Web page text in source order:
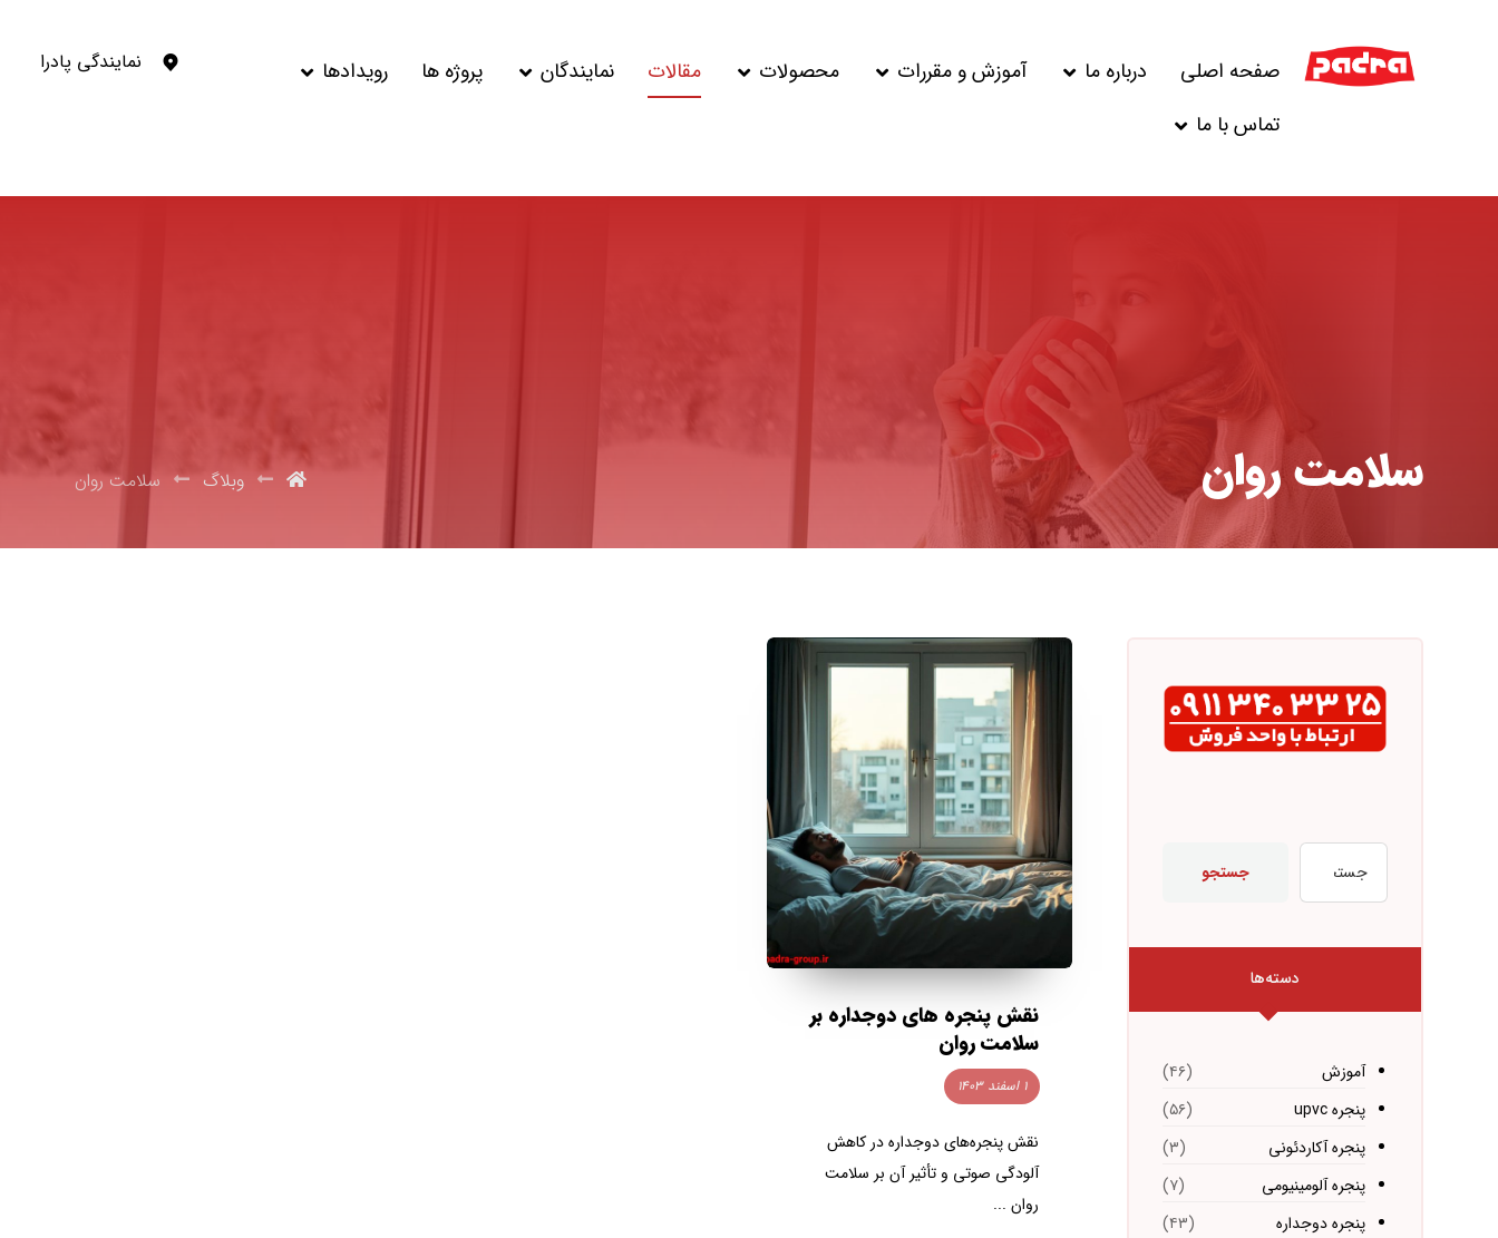
صفحه اصلی درباره ما آموزش و مقررات محصولات مقالات نمایندگان پروژه ها
رویدادها
تماس با ما
نمایندگی پادرا
سلامت روان وبلاگ سلامت روان
نقش پنجره های دوجداره بر
سلامت روان
۱ اسفند ۱۴۰۳
نقش پنجره‌های دوجداره در کاهش
آلودگی صوتی و تأثیر آن بر سلامت
روان ...
جستجو
دسته‌ها
آموزش
(۴۶)
پنجره upvc
(۵۶)
پنجره آکاردئونی
(۳)
پنجره آلومینیومی
(۷)
پنجره دوجداره
(۴۳)